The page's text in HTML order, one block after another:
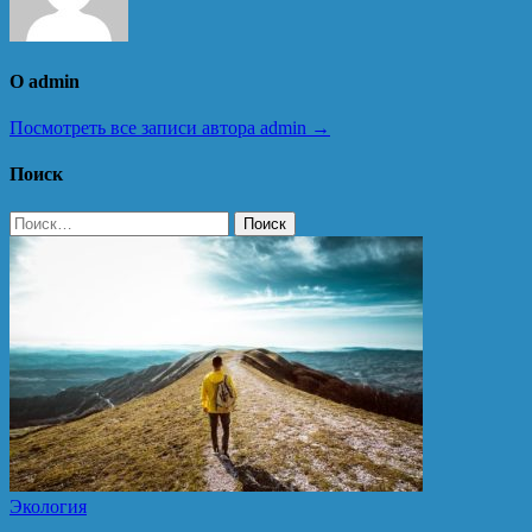
О admin
Посмотреть все записи автора admin →
Поиск
Найти:
Экология